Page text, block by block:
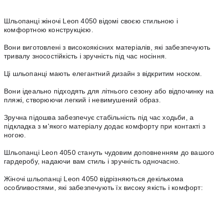
Шльопанці жіночі Leon 4050 відомі своєю стильною і
комфортною конструкцією.
Вони виготовлені з високоякісних матеріалів, які забезпечують
тривалу зносостійкість і зручність під час носіння.
Ці шльопанці мають елегантний дизайн з відкритим носком.
Вони ідеально підходять для літнього сезону або відпочинку на
пляжі, створюючи легкий і невимушений образ.
Зручна підошва забезпечує стабільність під час ходьби, а
підкладка з м'якого матеріалу додає комфорту при контакті з
ногою.
Шльопанці Leon 4050 стануть чудовим доповненням до вашого
гардеробу, надаючи вам стиль і зручність одночасно.
Жіночі шльопанці Leon 4050 відрізняються декількома
особливостями, які забезпечують їх високу якість і комфорт: